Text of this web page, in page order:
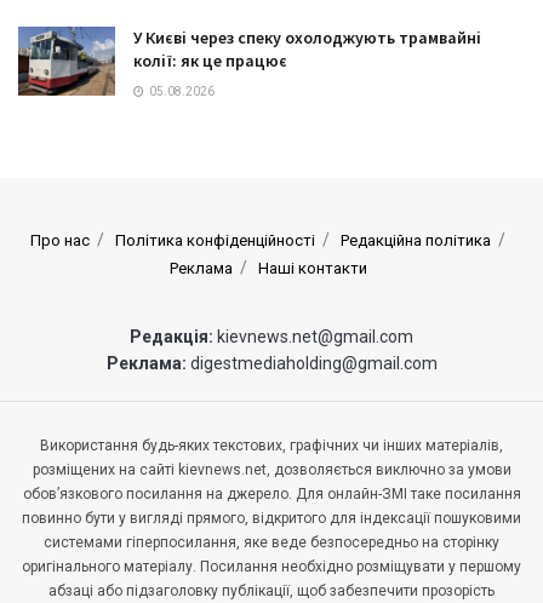
У Києві через спеку охолоджують трамвайні
колії: як це працює
05.08.2026
Про нас Політика конфіденційності
Редакційна політика
Реклама
Наші контакти
Редакція: kievnews.net@gmail.com
Реклама: digestmediaholding@gmail.com
Використання будь-яких текстових, графічних чи інших матеріалів,
розміщених на сайті kievnews.net, дозволяється виключно за умови
обов’язкового посилання на джерело. Для онлайн-ЗМІ таке посилання
повинно бути у вигляді прямого, відкритого для індексації пошуковими
системами гіперпосилання, яке веде безпосередньо на сторінку
оригінального матеріалу. Посилання необхідно розміщувати у першому
абзаці або підзаголовку публікації, щоб забезпечити прозорість